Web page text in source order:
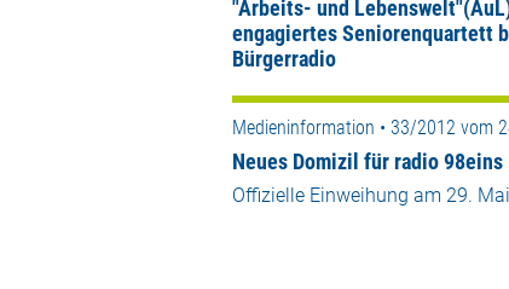
"Arbeits- und
engagiertes Seniorenquartett
Bürgerradio
Medieninformation • 33/2012 vom
Neues Domizil für radio 98eins
Offizielle Einweihung am 29.